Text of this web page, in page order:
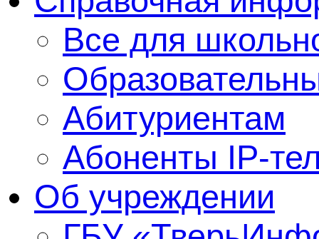
Все для
Абитуриентам
Абоненты IP-
Об учреждении